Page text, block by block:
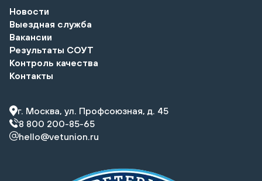
Новости
Выездная служба
Вакансии
Результаты СОУТ
Контроль качества
Контакты
г. Москва, ул. Профсоюзная, д. 45
8 800 200-85-65
hello@vetunion.ru